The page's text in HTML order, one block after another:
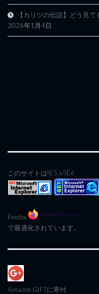
【カリツの伝説】どう見
2026年1月4日
このサイトはIE5.x/IE6
Firefox
で最適化されています。
Amazon GIFTに寄付